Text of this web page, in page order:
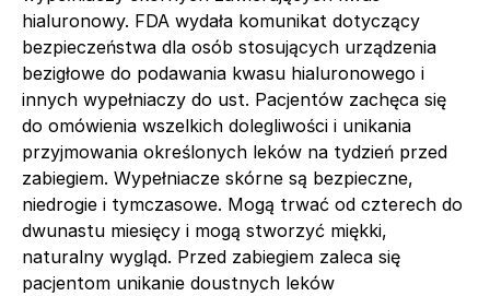
hialuronowy. FDA wydała komunikat dotyczący
bezpieczeństwa dla osób stosujących urządzenia
bezigłowe do podawania kwasu hialuronowego i
innych wypełniaczy do ust. Pacjentów zachęca się
do omówienia wszelkich dolegliwości i unikania
przyjmowania określonych leków na tydzień przed
zabiegiem. Wypełniacze skórne są bezpieczne,
niedrogie i tymczasowe. Mogą trwać od czterech do
dwunastu miesięcy i mogą stworzyć miękki,
naturalny wygląd. Przed zabiegiem zaleca się
pacjentom unikanie doustnych leków